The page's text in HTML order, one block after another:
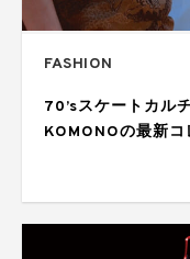
FASHION
70’sスケートカル
KOMONOの最新コ